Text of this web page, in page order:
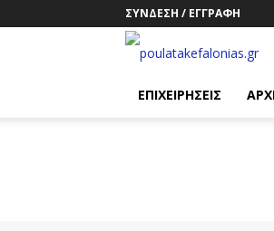
ΣΎΝΔΕΣΗ / ΕΓΓΡΑΦΉ
ΕΠΙΧΕΙΡΗΣΕΙΣ